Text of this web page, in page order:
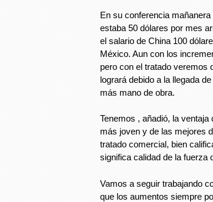
En su conferencia
estaba 50 dólares por mes
el salario de China 100
México. Aun con los
pero con el tratado veremos
logrará debido a la llegada
más mano de obra.
Tenemos , añadió, la
más joven y de las mejores
tratado comercial, bien
significa calidad de la fuerza
Vamos a seguir trabajando
que los aumentos siempre